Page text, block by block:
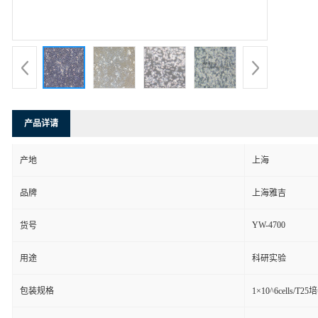
产品详请
产地 上海
品牌 上海雅吉
货号 YW-4700
用途 科研实验
包装规格 1×10^6cells/T25